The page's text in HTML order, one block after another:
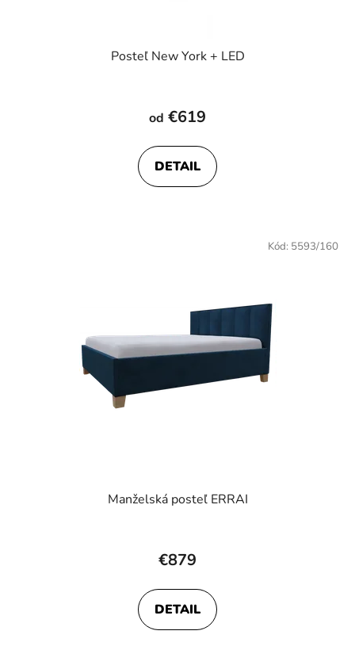
Posteľ New York + LED
od €619
DETAIL
Manželská posteľ ERRAI
€879
DETAIL
Kód: 5593/160